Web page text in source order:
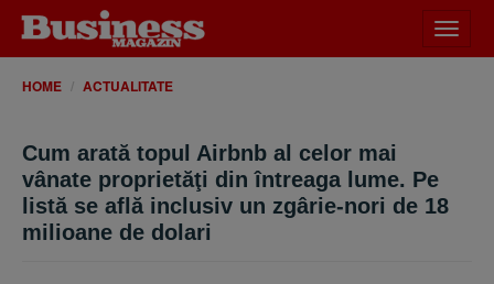
meniu
HOME ACTUALITATE
Cum arată topul Airbnb al celor mai
vânate proprietăţi din întreaga lume. Pe
listă se află inclusiv un zgârie-nori de 18
milioane de dolari